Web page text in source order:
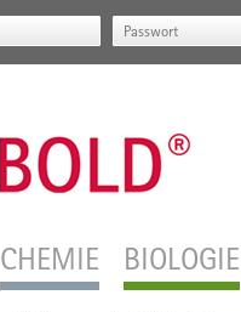
CHEMIE BIOLOGIE